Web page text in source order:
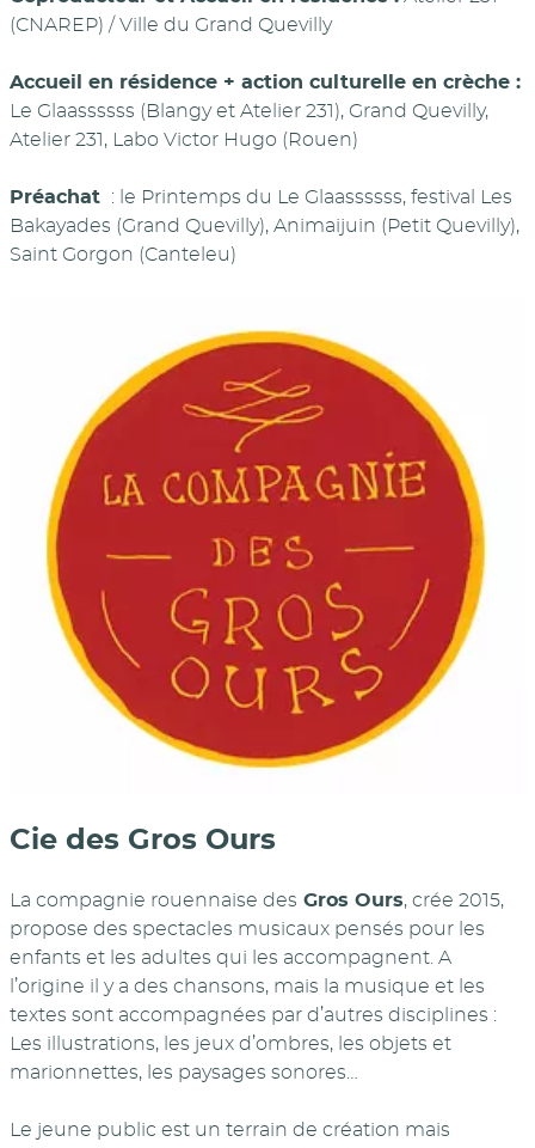
(CNAREP) / Ville du Grand Quevilly
Accueil en résidence + action culturelle en crèche :
Le Glaassssss (Blangy et Atelier 231), Grand Quevilly,
Atelier 231, Labo Victor Hugo (Rouen)
Préachat
: le Printemps du Le Glaassssss, festival Les
Bakayades (Grand Quevilly), Animaijuin (Petit Quevilly),
Saint Gorgon (Canteleu)
Cie des Gros Ours
La compagnie rouennaise des Gros Ours, crée 2015,
propose des spectacles musicaux pensés pour les
enfants et les adultes qui les accompagnent. A
l’origine il y a des chansons, mais la musique et les
textes sont accompagnées par d’autres disciplines :
Les illustrations, les jeux d’ombres, les objets et
marionnettes, les paysages sonores…
Le jeune public est un terrain de création mais